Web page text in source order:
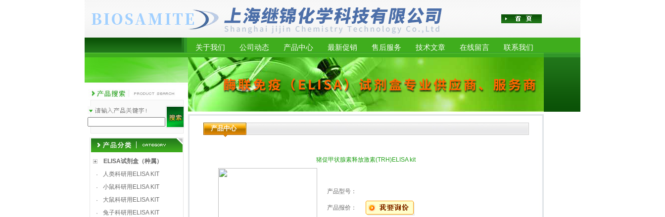
关于我们 公司动态 产品中心 最新促销 售后服务 技术文章 在线留言 联系我们
ELISA试剂盒（种属）
·
人类科研用ELISA KIT
·
小鼠科研用ELISA KIT
·
大鼠科研用ELISA KIT
·
兔子科研用ELISA KIT
产品中心
猪促甲状腺素释放激素(TRH)ELISA kit
产品型号：
产品报价：